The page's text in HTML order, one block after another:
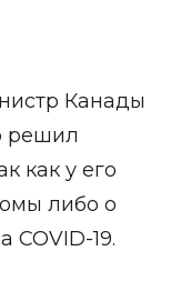
Канады
решил
как у его
либо о
COVID-19.